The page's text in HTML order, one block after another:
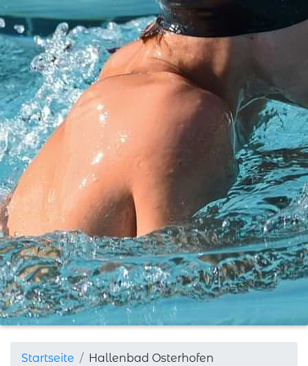
Startseite Hallenbad Osterhofen